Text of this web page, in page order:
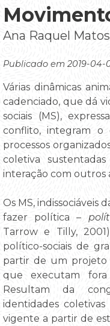
Ana Raquel Matos
Publicado em 2019-04-
Várias dinâmicas
cadenciado, que dá
sociais (MS),
conflito, integram o
processos
coletiva
interação com outros
Os MS, indissociáveis
fazer política –
Tarrow e Tilly,
político-sociais de
partir de um projeto
que executam fora
Resultam da
identidades
vigente a partir de